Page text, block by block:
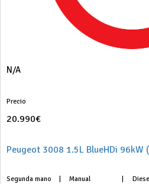
N/A
Precio
20.990€
Peugeot 3008 1.5L BlueHDi 96kW
Segunda mano Manual